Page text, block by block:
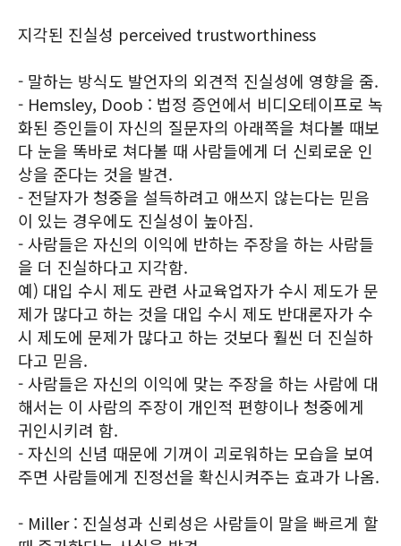
지각된 진실성 perceived trustworthiness
- 말하는 방식도 발언자의 외견적 진실성에 영향을 줌.
- Hemsley, Doob : 법정 증언에서 비디오테이프로 녹
화된 증인들이 자신의 질문자의 아래쪽을 쳐다볼 때보
다 눈을 똑바로 쳐다볼 때 사람들에게 더 신뢰로운 인
상을 준다는 것을 발견.
- 전달자가 청중을 설득하려고 애쓰지 않는다는 믿음
이 있는 경우에도 진실성이 높아짐.
- 사람들은 자신의 이익에 반하는 주장을 하는 사람들
을 더 진실하다고 지각함.
예) 대입 수시 제도 관련 사교육업자가 수시 제도가 문
제가 많다고 하는 것을 대입 수시 제도 반대론자가 수
시 제도에 문제가 많다고 하는 것보다 훨씬 더 진실하
다고 믿음.
- 사람들은 자신의 이익에 맞는 주장을 하는 사람에 대
해서는 이 사람의 주장이 개인적 편향이나 청중에게
귀인시키려 함.
- 자신의 신념 때문에 기꺼이 괴로워하는 모습을 보여
주면 사람들에게 진정선을 확신시켜주는 효과가 나옴.
- Miller : 진실성과 신뢰성은 사람들이 말을 빠르게 할